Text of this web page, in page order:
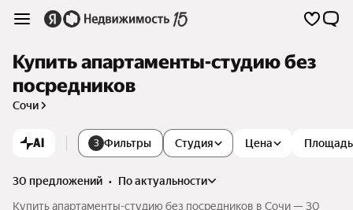
Купить апартаменты-студию без
посредников
Сочи
AI 3 Фильтры Студия Цена Площадь
30 предложений •
по актуальности
Купить апартаменты-студию без посредников в Сочи — 30